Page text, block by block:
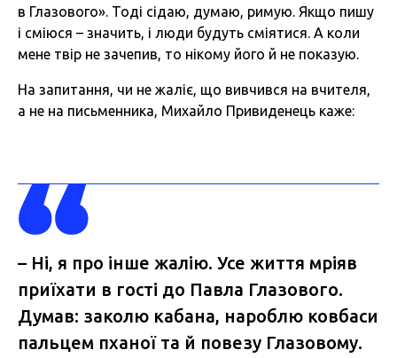
в Глазового». Тоді сідаю, думаю, римую. Якщо пишу
і сміюся – значить, і люди будуть сміятися. А коли
мене твір не зачепив, то нікому його й не показую.
На запитання, чи не жаліє, що вивчився на вчителя,
а не на письменника, Михайло Привиденець каже:
– Ні, я про інше жалію. Усе життя мріяв
приїхати в гості до Павла Глазового.
Думав: заколю кабана, нароблю ковбаси
пальцем пханої та й повезу Глазовому.